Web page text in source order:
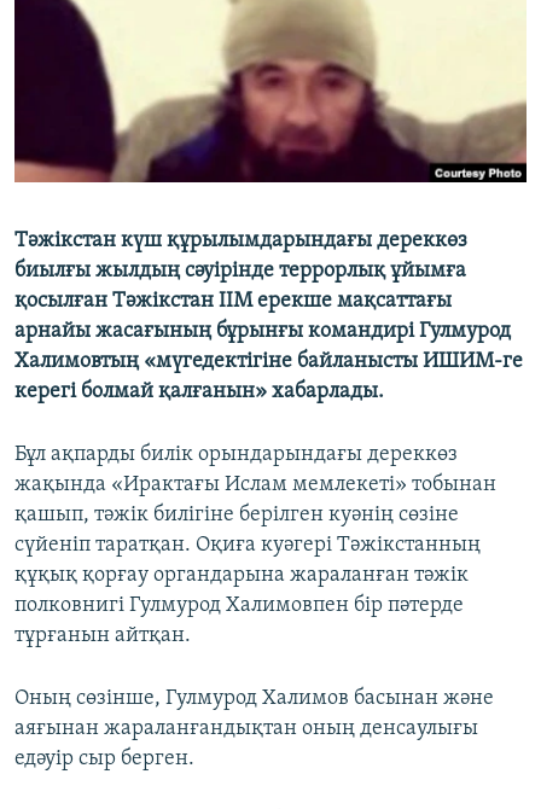
Тәжікстан күш құрылымдарындағы дереккөз
биылғы жылдың сәуірінде террорлық ұйымға
қосылған Тәжікстан ІІМ ерекше мақсаттағы
арнайы жасағының бұрынғы командирі Гулмурод
Халимовтың «мүгедектігіне байланысты ИШИМ-ге
керегі болмай қалғанын» хабарлады.
Бұл ақпарды билік орындарындағы дереккөз
жақында «Ирактағы Ислам мемлекеті» тобынан
қашып, тәжік билігіне берілген куәнің сөзіне
сүйеніп таратқан. Оқиға куәгері Тәжікстанның
құқық қорғау органдарына жараланған тәжік
полковнигі Гулмурод Халимовпен бір пәтерде
тұрғанын айтқан.
Оның сөзінше, Гулмурод Халимов басынан және
аяғынан жараланғандықтан оның денсаулығы
едәуір сыр берген.